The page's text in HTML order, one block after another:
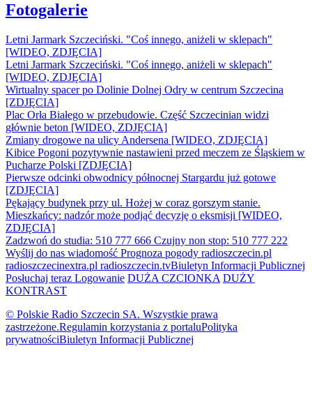
Fotogalerie
Letni Jarmark Szczeciński. "Coś innego, aniżeli w sklepach"
[WIDEO, ZDJĘCIA]
Letni Jarmark Szczeciński. "Coś innego, aniżeli w sklepach"
[WIDEO, ZDJĘCIA]
Wirtualny spacer po Dolinie Dolnej Odry w centrum Szczecina
[ZDJĘCIA]
Plac Orła Białego w przebudowie. Część Szczecinian widzi
głównie beton [WIDEO, ZDJĘCIA]
Zmiany drogowe na ulicy Andersena [WIDEO, ZDJĘCIA]
Kibice Pogoni pozytywnie nastawieni przed meczem ze Śląskiem w
Pucharze Polski [ZDJĘCIA]
Pierwsze odcinki obwodnicy północnej Stargardu już gotowe
[ZDJĘCIA]
Pękający budynek przy ul. Hożej w coraz gorszym stanie.
Mieszkańcy: nadzór może podjąć decyzję o eksmisji [WIDEO,
ZDJĘCIA]
Zadzwoń do studia: 510 777 666 Czujny non stop: 510 777 222
Wyślij do nas wiadomość Prognoza pogody radioszczecin.pl
radioszczecinextra.pl radioszczecin.tvBiuletyn Informacji Publicznej
Posłuchaj teraz Logowanie DUŻA CZCIONKA DUŻY
KONTRAST
© Polskie Radio Szczecin SA. Wszystkie prawa
zastrzeżone.Regulamin korzystania z portaluPolityka
prywatnościBiuletyn Informacji Publicznej